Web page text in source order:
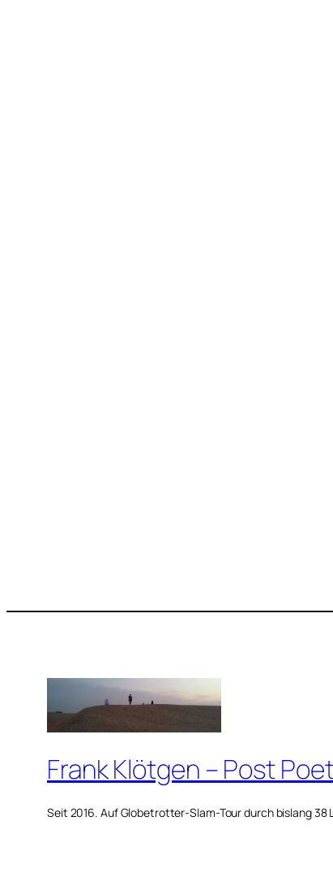
Frank Klötgen – Post
Seit 2016. Auf Globetrotter-Slam-Tour durch bislang 38